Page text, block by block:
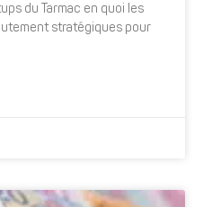
du Tarmac en quoi les
stratégiques pour